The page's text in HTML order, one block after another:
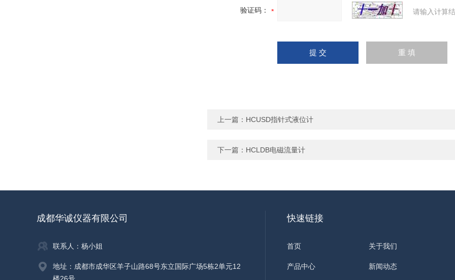
验证码： 请输入计算
上一篇： HCUSD指针式液位计
下一篇： HCLDB电磁流量计
成都华诚仪器有限公司
联系人：杨小姐
地址：成都市成华区羊子山路68号东立国际广场5栋2单元12
快速链接
首页 关于我们
产品中心 新闻动态